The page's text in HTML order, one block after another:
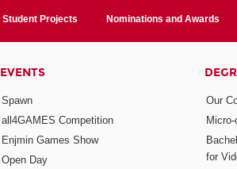
Student Projects Nominations and Awards
EVENTS
Spawn
all4GAMES Competition
Enjmin Games Show
Open Day
Our
for